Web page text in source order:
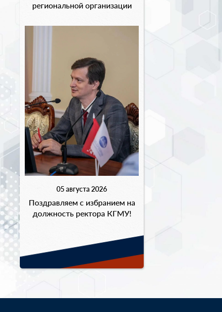
региональной организации
05 августа 2026
Поздравляем с избранием на
должность ректора КГМУ!